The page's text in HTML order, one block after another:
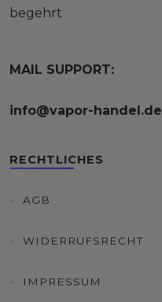
begehrt
MAIL SUPPORT:
info@vapor-handel.de
RECHTLICHES
AGB
WIDERRUFSRECHT
IMPRESSUM